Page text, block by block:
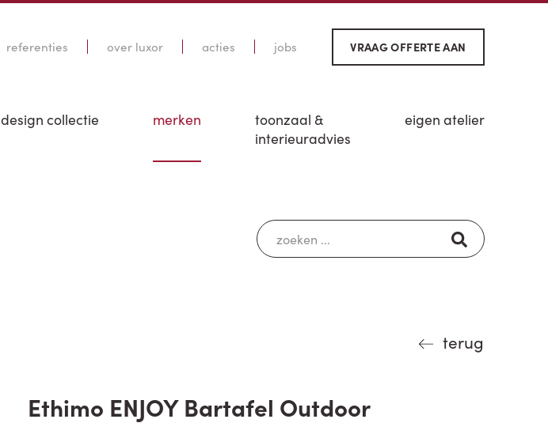
referenties over luxor acties jobs VRAAG OFFERTE AAN
design collectie merken
toonzaal &
interieuradvies
eigen atelier
terug
Ethimo ENJOY Bartafel Outdoor